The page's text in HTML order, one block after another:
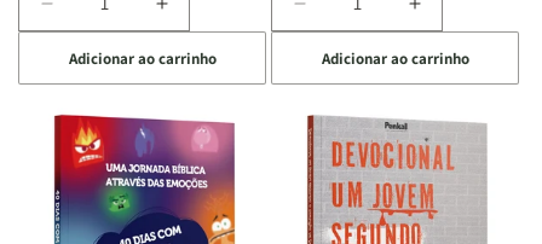
Diminuir
a
quantidade
de
Devocional
Quarto
de
Guerra
Aumentar
a
quantidade
de
Devocional
Quarto
de
Guerra
|
Adicionar ao carrinho
Diminuir
a
quantidade
de
Devocional
Café
com
Mulheres
da
Aumentar
a
quantidade
de
Devocional
Café
com
Mulheres
da
Adicionar ao carrinho